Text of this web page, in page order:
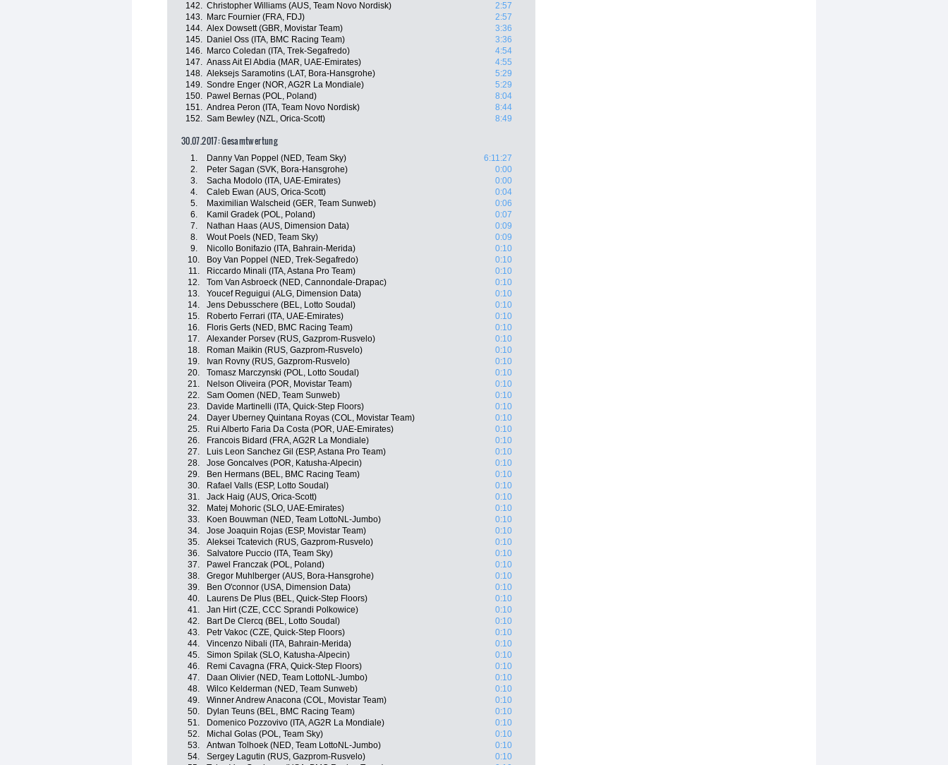
142. Christopher Williams (AUS, Team Novo Nordisk)
2:57
143.
Marc Fournier (FRA, FDJ)
2:57
144. Alex Dowsett (GBR, Movistar Team)
3:36
145.
Daniel Oss (ITA, BMC Racing Team)
3:36
146.
Marco Coledan (ITA, Trek-Segafredo)
4:54
147. Anass Ait El Abdia (MAR, UAE-Emirates)
4:55
148. Aleksejs Saramotins (LAT, Bora-Hansgrohe)
5:29
149. Sondre Enger (NOR, AG2R La Mondiale)
5:29
150.
Pawel Bernas (POL, Poland)
8:04
151. Andrea Peron (ITA, Team Novo Nordisk)
8:44
152. Sam Bewley (NZL, Orica-Scott) 8:49
30.07.2017: Gesamtwertung
1. Danny Van Poppel (NED, Team Sky)
6:11:27
2.
Peter Sagan (SVK, Bora-Hansgrohe)
0:00
3.
Sacha Modolo (ITA, UAE-Emirates)
0:00
4.
Caleb Ewan (AUS, Orica-Scott)
0:04
5.
Maximilian Walscheid (GER, Team Sunweb)
0:06
6.
Kamil Gradek (POL, Poland)
0:07
7.
Nathan Haas (AUS, Dimension Data)
0:09
8.
Wout Poels (NED, Team Sky)
0:09
9.
Nicollo Bonifazio (ITA, Bahrain-Merida)
0:10
10.
Boy Van Poppel (NED, Trek-Segafredo)
0:10
11.
Riccardo Minali (ITA, Astana Pro Team)
0:10
12.
Tom Van Asbroeck (NED, Cannondale-Drapac)
0:10
13.
Youcef Reguigui (ALG, Dimension Data)
0:10
14.
Jens Debusschere (BEL, Lotto Soudal)
0:10
15.
Roberto Ferrari (ITA, UAE-Emirates)
0:10
16.
Floris Gerts (NED, BMC Racing Team)
0:10
17.
Alexander Porsev (RUS, Gazprom-Rusvelo)
0:10
18.
Roman Maikin (RUS, Gazprom-Rusvelo)
0:10
19.
Ivan Rovny (RUS, Gazprom-Rusvelo)
0:10
20.
Tomasz Marczynski (POL, Lotto Soudal)
0:10
21.
Nelson Oliveira (POR, Movistar Team)
0:10
22.
Sam Oomen (NED, Team Sunweb)
0:10
23.
Davide Martinelli (ITA, Quick-Step Floors)
0:10
24.
Dayer Uberney Quintana Royas (COL, Movistar Team)
0:10
25.
Rui Alberto Faria Da Costa (POR, UAE-Emirates)
0:10
26.
Francois Bidard (FRA, AG2R La Mondiale)
0:10
27.
Luis Leon Sanchez Gil (ESP, Astana Pro Team)
0:10
28.
Jose Goncalves (POR, Katusha-Alpecin)
0:10
29.
Ben Hermans (BEL, BMC Racing Team)
0:10
30.
Rafael Valls (ESP, Lotto Soudal)
0:10
31.
Jack Haig (AUS, Orica-Scott)
0:10
32.
Matej Mohoric (SLO, UAE-Emirates)
0:10
33.
Koen Bouwman (NED, Team LottoNL-Jumbo)
0:10
34.
Jose Joaquin Rojas (ESP, Movistar Team)
0:10
35.
Aleksei Tcatevich (RUS, Gazprom-Rusvelo)
0:10
36.
Salvatore Puccio (ITA, Team Sky)
0:10
37.
Pawel Franczak (POL, Poland)
0:10
38.
Gregor Muhlberger (AUS, Bora-Hansgrohe)
0:10
39.
Ben O'connor (USA, Dimension Data)
0:10
40.
Laurens De Plus (BEL, Quick-Step Floors)
0:10
41.
Jan Hirt (CZE, CCC Sprandi Polkowice)
0:10
42.
Bart De Clercq (BEL, Lotto Soudal)
0:10
43.
Petr Vakoc (CZE, Quick-Step Floors)
0:10
44.
Vincenzo Nibali (ITA, Bahrain-Merida)
0:10
45.
Simon Spilak (SLO, Katusha-Alpecin)
0:10
46.
Remi Cavagna (FRA, Quick-Step Floors)
0:10
47.
Daan Olivier (NED, Team LottoNL-Jumbo)
0:10
48.
Wilco Kelderman (NED, Team Sunweb)
0:10
49.
Winner Andrew Anacona (COL, Movistar Team)
0:10
50.
Dylan Teuns (BEL, BMC Racing Team)
0:10
51.
Domenico Pozzovivo (ITA, AG2R La Mondiale)
0:10
52.
Michal Golas (POL, Team Sky)
0:10
53.
Antwan Tolhoek (NED, Team LottoNL-Jumbo)
0:10
54.
Sergey Lagutin (RUS, Gazprom-Rusvelo)
0:10